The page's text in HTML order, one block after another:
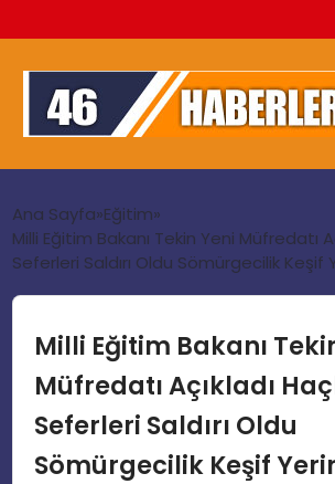
GÜNDEM
EKONOMI
SIYASET
TEKNOLOJI
Ana Sayfa Eğitim
Milli Eğitim Bakanı Tekin Yeni Müfredatı
Seferleri Saldırı Oldu Sömürgecilik Keşif
Milli Eğitim Bakanı
Müfredatı Açıkladı
Seferleri Saldırı Oldu
Sömürgecilik Keşif